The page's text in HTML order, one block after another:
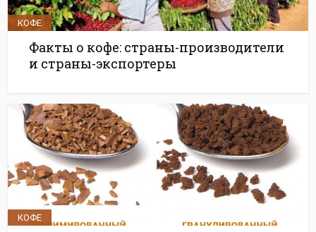
КОФЕ
Факты о кофе: страны-производители
и страны-экспортеры
КОФЕ